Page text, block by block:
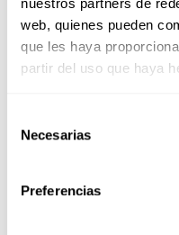
web, quienes pueden
que les haya
partir del uso que haya
Necesarias
Preferencias